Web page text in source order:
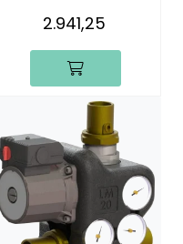
2.941,25